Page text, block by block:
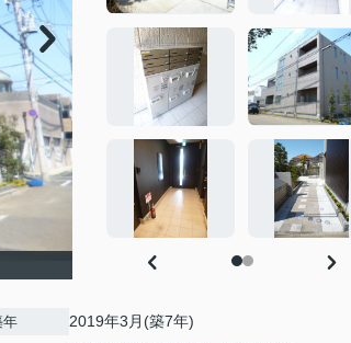
年 2019年3月(築7年)